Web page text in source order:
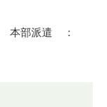
部派遣 ：